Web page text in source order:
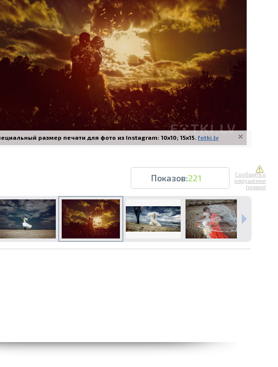
Печать в течение 1 часа в Риге – закажите онлайн
Различные форматы и виды бумаги для ваших фотографий
Доставка по всей Латвии или самовывоз
размер печати для фото из Instagram: 10x10; 15x15. fotki.lv
Показов:221
Сообщить о
нарушении
правил